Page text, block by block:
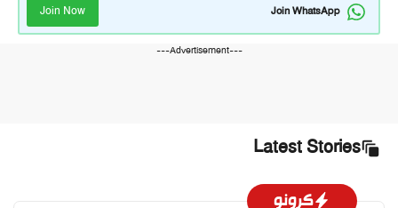
Join WhatsApp
Join Now
---Advertisement---
Latest Stories
كرونو